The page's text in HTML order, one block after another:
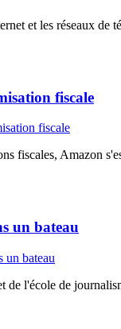
et les réseaux de
fiscale
fiscales, Amazon
un bateau
de l'école de